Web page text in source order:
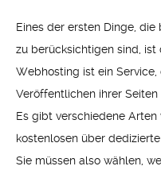
Eines der ersten Dinge,
zu berücksichtigen sind, ist
Webhosting ist ein
Veröffentlichen ihrer
Es gibt verschiedene
kostenlosen über
Sie müssen also wählen,